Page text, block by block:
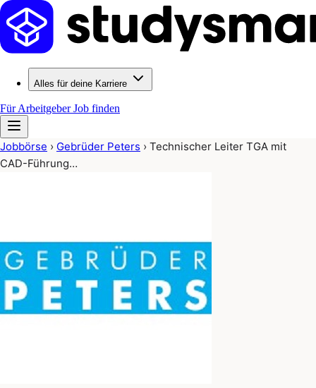
Alles für deine Karriere
Für ArbeitgeberJob finden
Jobbörse › Gebrüder Peters › Technischer Leiter TGA mit
CAD-Führung…